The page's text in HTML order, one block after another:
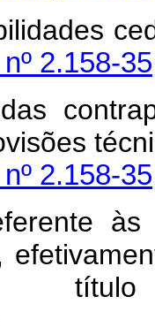
2.158-
de
2.158-
às